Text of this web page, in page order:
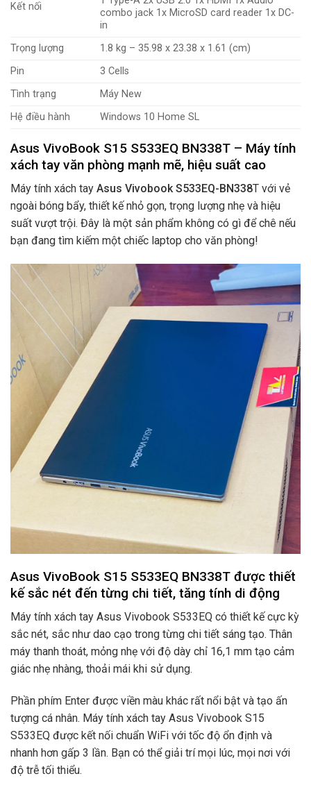
Kết nối
combo jack 1x MicroSD card reader 1x DC-
in
Trọng lượng
1.8 kg – 35.98 x 23.38 x 1.61 (cm)
Pin
3 Cells
Tình trạng
Máy New
Hệ điều hành
Windows 10 Home SL
Asus VivoBook S15 S533EQ BN338T – Máy tính
xách tay văn phòng mạnh mẽ, hiệu suất cao
Máy tính xách tay Asus Vivobook S533EQ-BN338T với vẻ
ngoài bóng bẩy, thiết kế nhỏ gọn, trọng lượng nhẹ và hiệu
suất vượt trội. Đây là một sản phẩm không có gì để chê nếu
bạn đang tìm kiếm một chiếc laptop cho văn phòng!
Asus VivoBook S15 S533EQ BN338T được thiết
kế sắc nét đến từng chi tiết, tăng tính di động
Máy tính xách tay Asus Vivobook S533EQ có thiết kế cực kỳ
sắc nét, sắc như dao cạo trong từng chi tiết sáng tạo. Thân
máy thanh thoát, mỏng nhẹ với độ dày chỉ 16,1 mm tạo cảm
giác nhẹ nhàng, thoải mái khi sử dụng.
Phần phím Enter được viền màu khác rất nổi bật và tạo ấn
tượng cá nhân. Máy tính xách tay Asus Vivobook S15
S533EQ được kết nối chuẩn WiFi với tốc độ ổn định và
nhanh hơn gấp 3 lần. Bạn có thể giải trí mọi lúc, mọi nơi với
độ trễ tối thiểu.